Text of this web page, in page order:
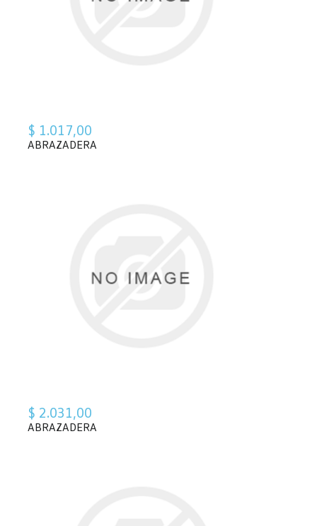
$ 1.017,00
ABRAZADERA
$ 2.031,00
ABRAZADERA